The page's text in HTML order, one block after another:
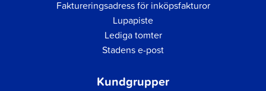
Faktureringsadress för inköpsfakturor
Lupapiste
Lediga tomter
Stadens e-post
Kundgrupper